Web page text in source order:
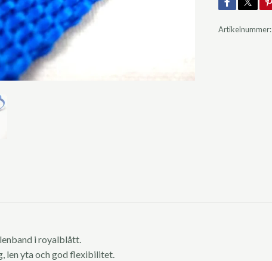
Artikelnummer:
i royalblått.
len yta och god flexibilitet.